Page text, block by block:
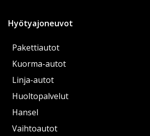
Hyötyajoneuvot
Pakettiautot
Kuorma-autot
Linja-autot
Huoltopalvelut
Hansel
Vaihtoautot